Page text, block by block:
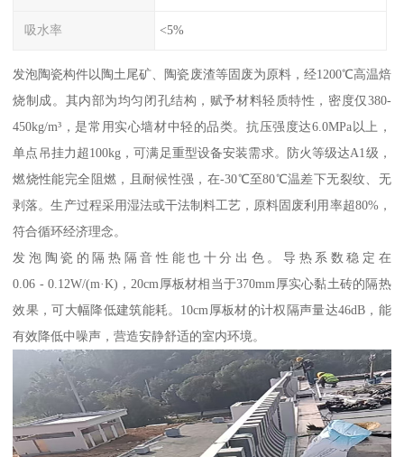
吸水率 <5%
发泡陶瓷构件以陶土尾矿、陶瓷废渣等固废为原料，经1200℃高温焙
烧制成。其内部为均匀闭孔结构，赋予材料轻质特性，密度仅380-
450kg/m³，是常用实心墙材中轻的品类。抗压强度达6.0MPa以上，
单点吊挂力超100kg，可满足重型设备安装需求。防火等级达A1级，
燃烧性能完全阻燃，且耐候性强，在-30℃至80℃温差下无裂纹、无
剥落。生产过程采用湿法或干法制料工艺，原料固废利用率超80%，
符合循环经济理念。
发泡陶瓷的隔热隔音性能也十分出色。导热系数稳定在
0.06 - 0.12W/(m·K)，20cm厚板材相当于370mm厚实心黏土砖的隔热
效果，可大幅降低建筑能耗。10cm厚板材的计权隔声量达46dB，能
有效降低中噪声，营造安静舒适的室内环境。